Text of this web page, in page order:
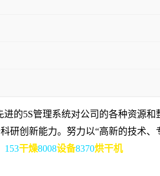
的5S管理系统对公司的各种资源
创新能力。努力以“高新的技术、
153干燥8008设备8370烘干机